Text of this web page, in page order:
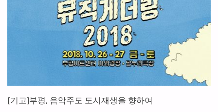
[기고]부평, 음악주도 도시재생을 향하여